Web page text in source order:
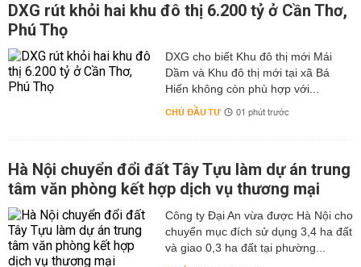
DXG rút khỏi hai khu đô thị 6.200 tỷ ở Cần Thơ,
Phú Thọ
DXG cho biết Khu đô thị mới Mái
Dầm và Khu đô thị mới tại xã Bá
Hiến không còn phù hợp với...
CHỦ ĐẦU TƯ 01 phút trước
Hà Nội chuyển đổi đất Tây Tựu làm dự án trung
tâm văn phòng kết hợp dịch vụ thương mại
Công ty Đại An vừa được Hà Nội cho
chuyển mục đích sử dụng 3,4 ha đất
và giao 0,3 ha đất tại phường...